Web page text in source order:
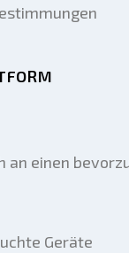
an einen
Geräte